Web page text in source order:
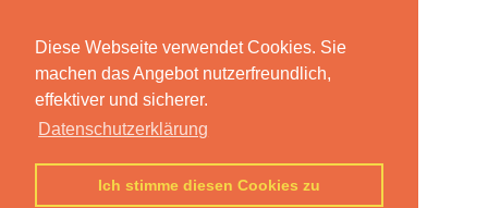
Diese Webseite verwendet Cookies. Sie
machen das Angebot nutzerfreundlich,
effektiver und sicherer.
Datenschutzerklärung
Ich stimme diesen Cookies zu